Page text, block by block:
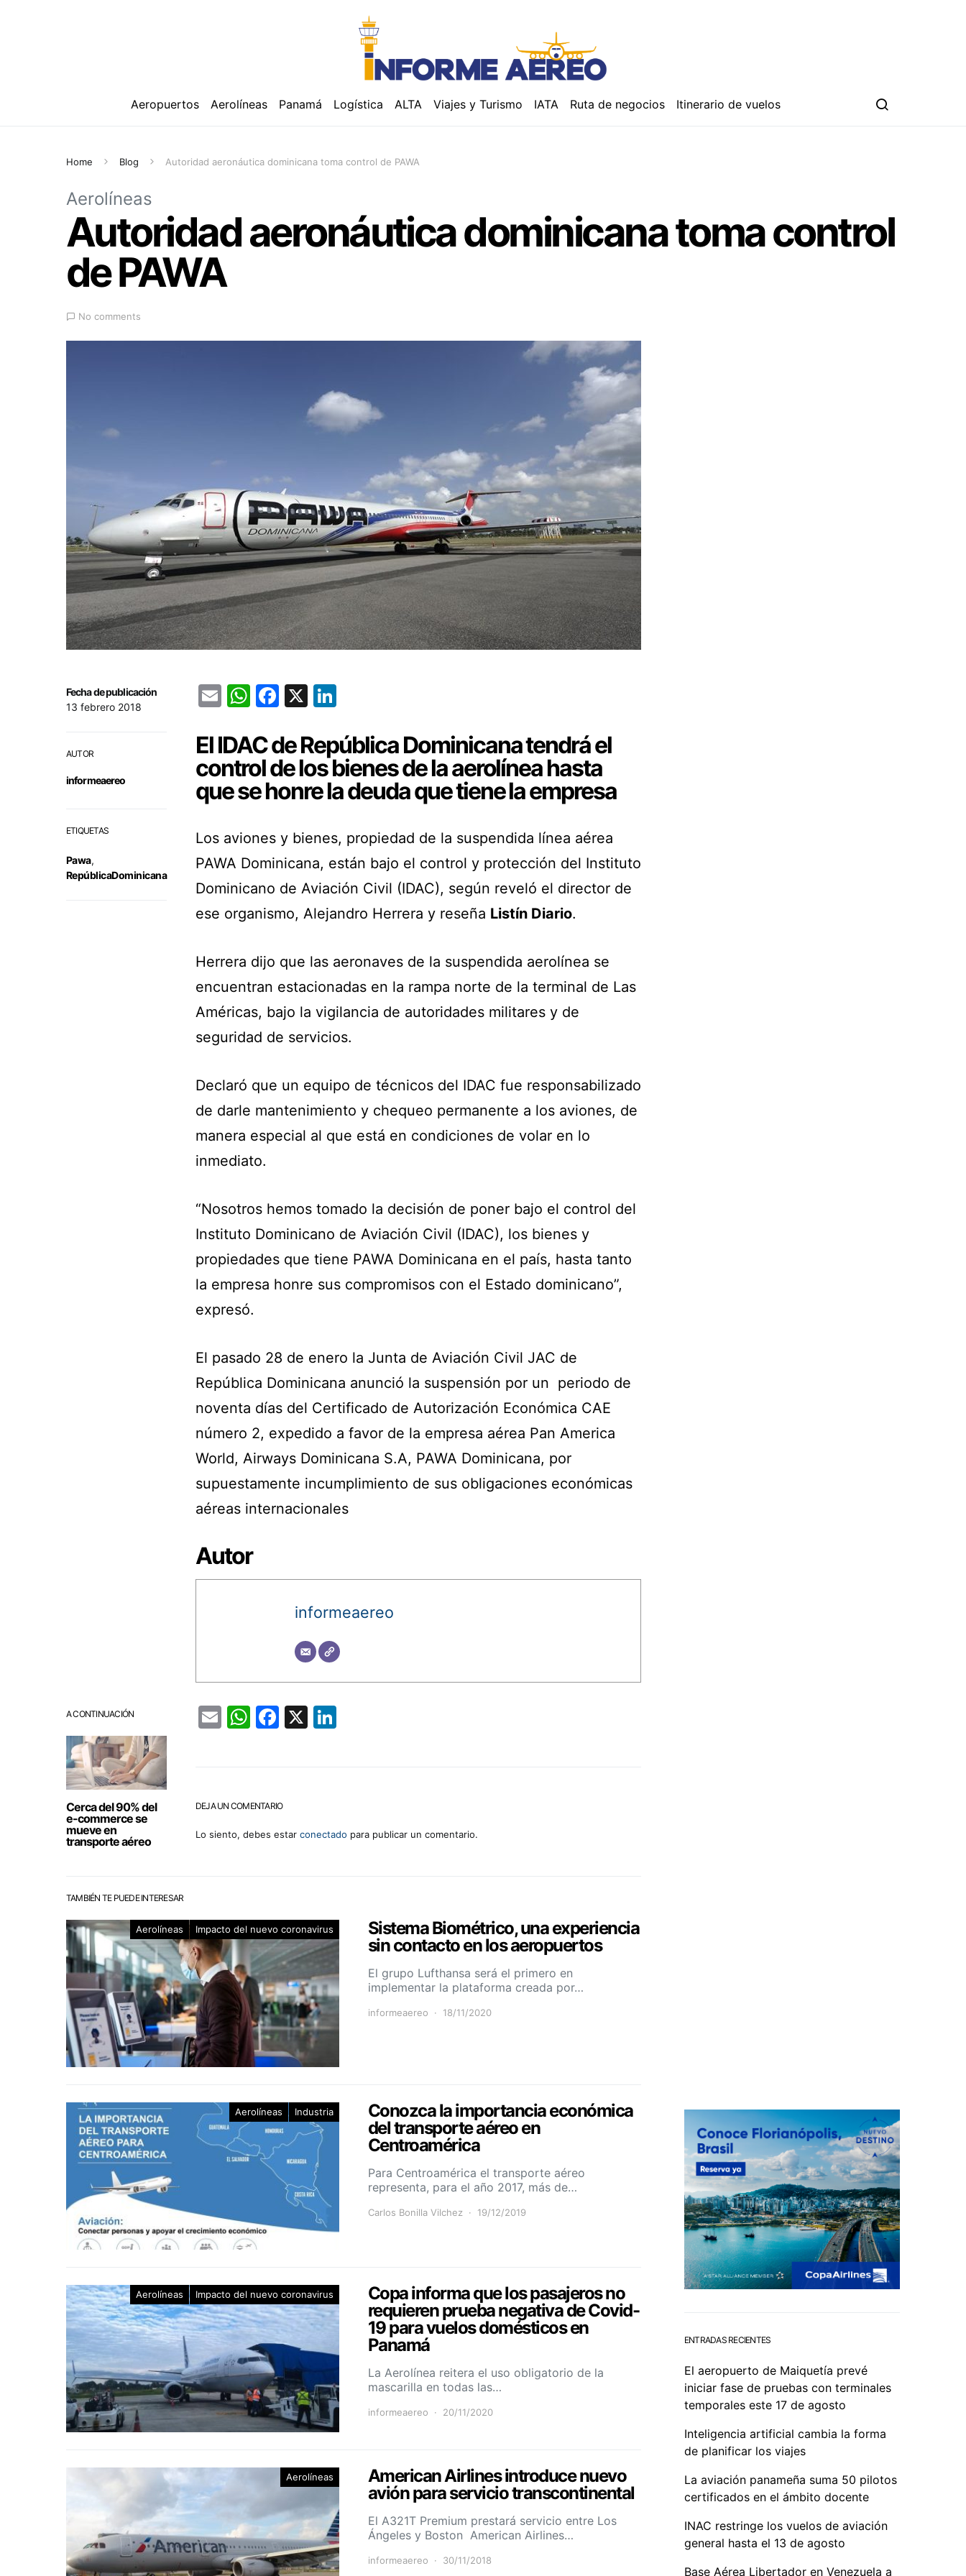
Aeropuertos Aerolíneas Panamá Logística ALTA Viajes y Turismo IATA Ruta de negocios Itinerario de vuelos
Home Blog Autoridad aeronáutica dominicana toma control de PAWA
Aerolíneas
Autoridad aeronáutica dominicana toma control
de PAWA
No comments
A CONTINUACIÓN
Cerca del 90% del
e-commerce se
mueve en
transporte aéreo
Fecha de publicación
13 febrero 2018
AUTOR
informeaereo
ETIQUETAS
Pawa,
RepúblicaDominicana
EmailWhatsApp
Facebook
X
El IDAC de República Dominicana tendrá el
control de los bienes de la aerolínea hasta
que se honre la deuda que tiene la empresa
Los aviones y bienes, propiedad de la suspendida línea aérea
PAWA Dominicana, están bajo el control y protección del Instituto
Dominicano de Aviación Civil (IDAC), según reveló el director de
ese organismo, Alejandro Herrera y reseña Listín Diario.
Herrera dijo que las aeronaves de la suspendida aerolínea se
encuentran estacionadas en la rampa norte de la terminal de Las
Américas, bajo la vigilancia de autoridades militares y de
seguridad de servicios.
Declaró que un equipo de técnicos del IDAC fue responsabilizado
de darle mantenimiento y chequeo permanente a los aviones, de
manera especial al que está en condiciones de volar en lo
inmediato.
“Nosotros hemos tomado la decisión de poner bajo el control del
Instituto Dominicano de Aviación Civil (IDAC), los bienes y
propiedades que tiene PAWA Dominicana en el país, hasta tanto
la empresa honre sus compromisos con el Estado dominicano”,
expresó.
El pasado 28 de enero la Junta de Aviación Civil JAC de
República Dominicana anunció la suspensión por un periodo de
noventa días del Certificado de Autorización Económica CAE
número 2, expedido a favor de la empresa aérea Pan America
World, Airways Dominicana S.A, PAWA Dominicana, por
supuestamente incumplimiento de sus obligaciones económicas
aéreas internacionales
Autor
informeaereo
EmailWhatsApp
Facebook
X
DEJA UN COMENTARIO
Lo siento, debes estar conectado para publicar un comentario.
TAMBIÉN TE PUEDE INTERESAR
Aerolíneas Impacto del nuevo coronavirus
Sistema Biométrico, una experiencia
sin contacto en los aeropuertos
El grupo Lufthansa será el primero en
implementar la plataforma creada por…
informeaereo 18/11/2020
Aerolíneas Industria
Conozca la importancia económica
del transporte aéreo en
Centroamérica
Para Centroamérica el transporte aéreo
representa, para el año 2017, más de…
Carlos Bonilla Vilchez 19/12/2019
Aerolíneas Impacto del nuevo coronavirus
Copa informa que los pasajeros no
requieren prueba negativa de Covid-
19 para vuelos domésticos en
Panamá
La Aerolínea reitera el uso obligatorio de la
mascarilla en todas las…
informeaereo 20/11/2020
Aerolíneas
American Airlines introduce nuevo
avión para servicio transcontinental
El A321T Premium prestará servicio entre Los
Ángeles y Boston American Airlines…
informeaereo 30/11/2018
ENTRADAS RECIENTES
El aeropuerto de Maiquetía prevé
iniciar fase de pruebas con terminales
temporales este 17 de agosto
Inteligencia artificial cambia la forma
de planificar los viajes
La aviación panameña suma 50 pilotos
certificados en el ámbito docente
INAC restringe los vuelos de aviación
general hasta el 13 de agosto
Base Aérea Libertador en Venezuela a